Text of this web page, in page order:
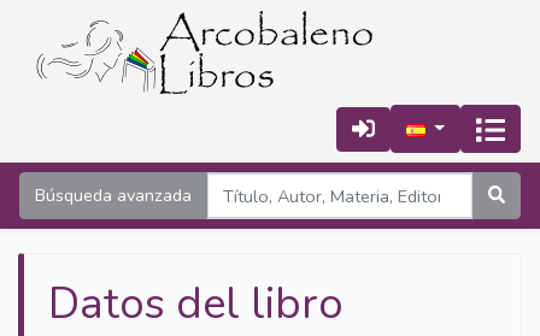
Búsqueda avanzada
Datos del libro